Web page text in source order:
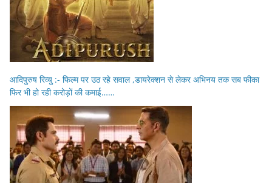
आदिपुरुष रिव्यु :- फिल्म पर उठ रहे सवाल ,डायरेक्शन से लेकर अभिनय तक सब फीका
फिर भी हो रही करोड़ों की कमाई……